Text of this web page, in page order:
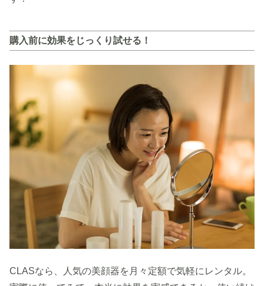
購入前に効果をじっくり試せる！
CLASなら、人気の美顔器を月々定額で気軽にレンタル。